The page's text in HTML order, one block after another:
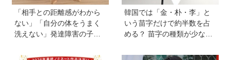
「相手との距離感がわから
ない」「自分の体をうまく
洗えない」発達障害の子ど
と・性教育のポイントは？
韓国では「金・朴・李」と
いう苗字だけで約半数を占
める？ 苗字の種類が少ない
際問題】